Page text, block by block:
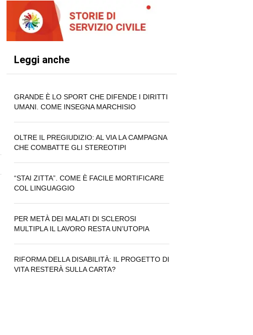
Leggi anche
GRANDE È LO SPORT CHE DIFENDE I DIRITTI
UMANI. COME INSEGNA MARCHISIO
OLTRE IL PREGIUDIZIO: AL VIA LA CAMPAGNA
CHE COMBATTE GLI STEREOTIPI
“STAI ZITTA”. COME È FACILE MORTIFICARE
COL LINGUAGGIO
PER METÀ DEI MALATI DI SCLEROSI
MULTIPLA IL LAVORO RESTA UN’UTOPIA
RIFORMA DELLA DISABILITÀ: IL PROGETTO DI
VITA RESTERÀ SULLA CARTA?